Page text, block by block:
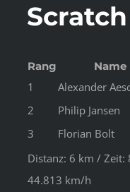
Scratch
Rang Name
1 Alexander
2
Philip Jansen
3
Florian Bolt
Distanz: 6 km / Zeit:
44.813 km/h